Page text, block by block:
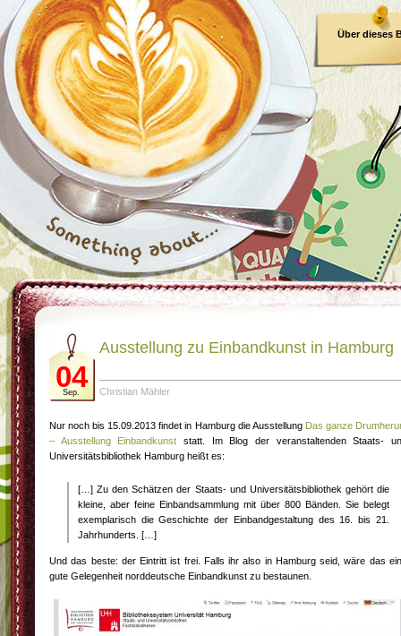
Über dieses
04
Sep.
Ausstellung zu Einbandkunst in Hamburg
Christian Mähler
Nur noch bis 15.09.2013 findet in Hamburg die Ausstellung Das ganze
– Ausstellung Einbandkunst statt. Im Blog der veranstaltenden Staats-
Universitätsbibliothek Hamburg heißt es:
[…] Zu den Schätzen der Staats- und Universitätsbibliothek gehört die
kleine, aber feine Einbandsammlung mit über 800 Bänden. Sie belegt
exemplarisch die Geschichte der Einbandgestaltung des 16. bis 21.
Jahrhunderts. […]
Und das beste: der Eintritt ist frei. Falls ihr also in Hamburg seid, wäre das
gute Gelegenheit norddeutsche Einbandkunst zu bestaunen.